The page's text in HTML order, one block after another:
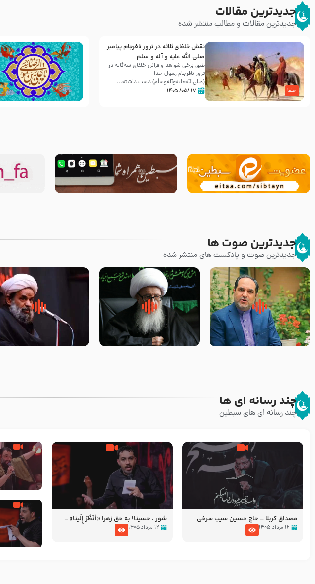
جدیدترین مقالات
جدیدترین مقالات و مطالب منتشر شده
خلفا
نقش خلفای ثلاثه در ترور نافرجام پیامبر
صلی الله علیه و آله و سلم
طبق برخی شواهد و قرائن خلفای سه‌گانه در
ترور نافرجام رسول خدا
(صلی‌الله‌علیه‌و‌آله‌وسلّم) دست داشته‌...
۱۷ /۰۵/ ۱۴۰۵
جدیدترین صوت ها
جدیدترین صوت و پادکست های منتشر شده
پیامبر صلی الله علیه وآله و سلم
فرمودند وای بر بچه های آخر
زوّار اربعین امام حسین (علیه
السلام) با این اشتیاق به زیارت
روضه جانسوز پاره های جگر امام
حسن مجتبی علیه السلام-حجت
چند رسانه ای ها
چند رسانه ای های سبطین
مصداق کربلا – حاج حسین سیب سرخی
۱۲ مرداد ۱۴۰۵
شور ، حسینا! به‌ حق زهرا «أُنْظُرْ إِلَینا» –
عزاداری شب هفتم ماه محرّم 1405
۱۲ مرداد ۱۴۰۵